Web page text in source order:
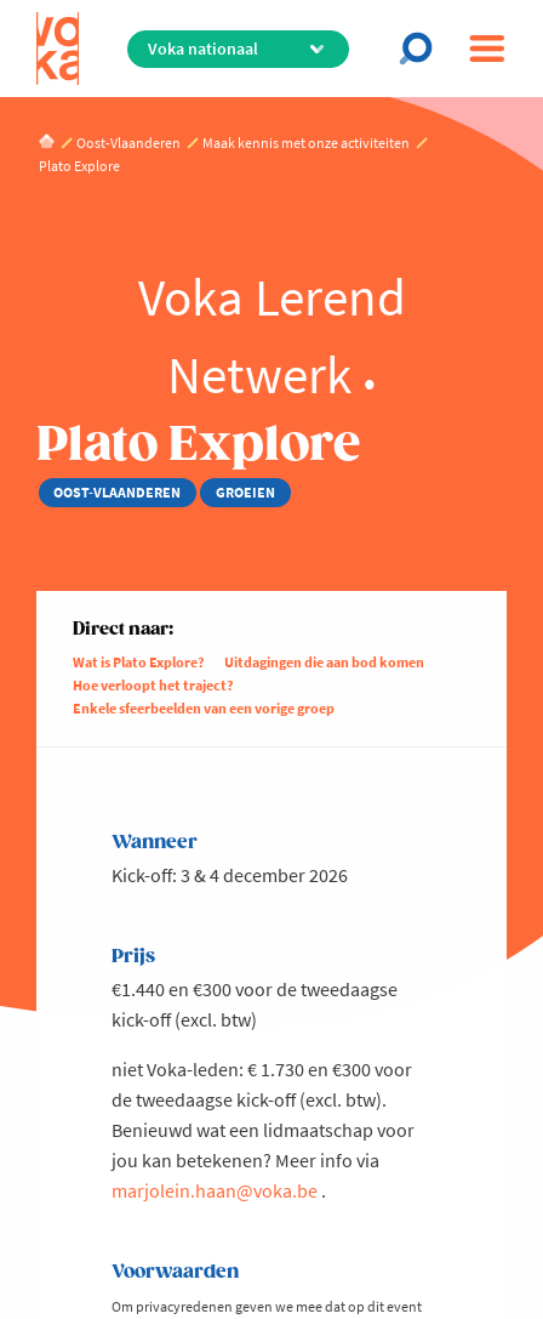
Overslaan
de
inhoud
Oost-Vlaanderen
Maak kennis met onze activiteiten
Plato Explore
Voka Lerend
Netwerk
Plato Explore
OOST-VLAANDEREN GROEIEN
Direct naar:
Wat is Plato Explore?
Uitdagingen die aan bod komen
Hoe verloopt het traject?
Enkele sfeerbeelden van een vorige groep
Wanneer
Kick-off: 3 & 4 december 2026
Prijs
€1.440 en €300 voor de tweedaagse
kick-off (excl. btw)
niet Voka-leden: € 1.730 en €300 voor
de tweedaagse kick-off (excl. btw).
Benieuwd wat een lidmaatschap voor
jou kan betekenen? Meer info via
marjolein.haan@voka.be .
Voorwaarden
Om privacyredenen geven we mee dat op dit event